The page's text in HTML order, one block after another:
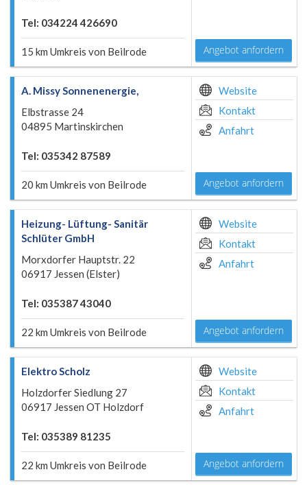
Tel: 034224 426690
15 km Umkreis von Beilrode Angebot anfordern
A. Missy Sonnenenergie,
Elbstrasse 24
04895 Martinskirchen
Tel: 035342 87589
20 km Umkreis von Beilrode
Website
Kontakt
Anfahrt
Angebot anfordern
Heizung- Lüftung- Sanitär
Schlüter GmbH
Morxdorfer Hauptstr. 22
06917 Jessen (Elster)
Tel: 035387 43040
22 km Umkreis von Beilrode
Website
Kontakt
Anfahrt
Angebot anfordern
Elektro Scholz
Holzdorfer Siedlung 27
06917 Jessen OT Holzdorf
Tel: 035389 81235
22 km Umkreis von Beilrode
Website
Kontakt
Anfahrt
Angebot anfordern